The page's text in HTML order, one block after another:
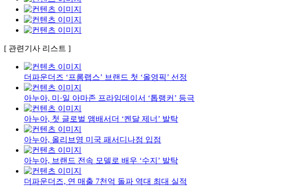
[ 관련기사 리스트 ]
더파운더즈 ‘프롬랩스’ 브랜드 첫 ‘올영픽’ 선정
아누아, 미·일 아마존 프라임데이서 ‘톱랭커’ 등극
아누아, 첫 글로벌 앰배서더 ‘켄달 제너’ 발탁
아누아, 올리브영 미국 패서디나점 입점
아누아, 브랜드 전속 모델로 배우 ‘수지’ 발탁
더파운더즈, 연 매출 7천억 돌파 역대 최대 실적